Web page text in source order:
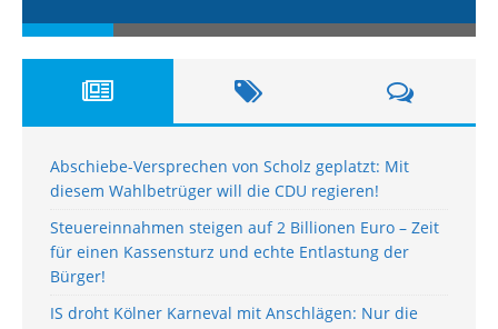
Abschiebe-Versprechen von Scholz geplatzt: Mit
diesem Wahlbetrüger will die CDU regieren!
Steuereinnahmen steigen auf 2 Billionen Euro – Zeit
für einen Kassensturz und echte Entlastung der
Bürger!
IS droht Kölner Karneval mit Anschlägen: Nur die